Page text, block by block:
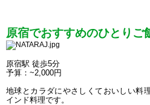
原宿でおすすめのひとりご
原宿駅 徒歩5分
予算：~2,000円
地球とカラダにやさしくておいしい料
インド料理です。